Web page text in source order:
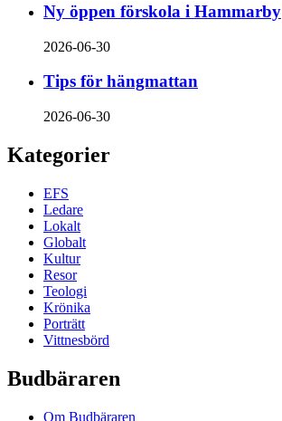
Ny öppen förskola i Hammarby
2026-06-30
Tips för hängmattan
2026-06-30
Kategorier
EFS
Ledare
Lokalt
Globalt
Kultur
Resor
Teologi
Krönika
Porträtt
Vittnesbörd
Budbäraren
Om Budbäraren